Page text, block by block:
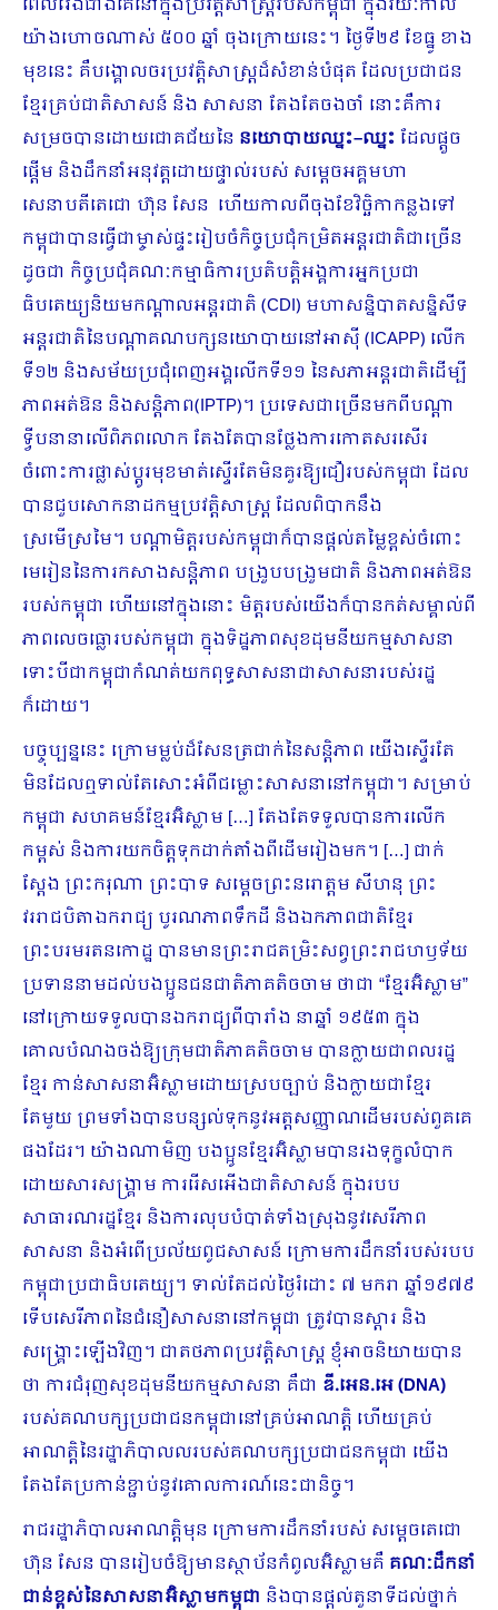
យ៉ាងហោចណាស់ ៥០០ ឆ្នាំ ចុងក្រោយនេះ។ ថ្ងៃទី២៩ ខែធ្នូ ខាង
មុខ​នេះ គឺ​បង្គោលចរប្រវត្តិសាស្ត្រ​ដ៏សំខាន់បំផុត ដែល​ប្រជាជន​
ខ្មែរ​គ្រប់​ជាតិសាសន៍ និង សាសនា តែងតែចងចាំ​ នោះគឺ​ការ
សម្រច​បាន​ដោយ​ជោគជ័យ​នៃ​ នយោបាយឈ្នះ–ឈ្នះ ដែល​ផ្តួច
ផ្តើម​ និងដឹកនាំ​អនុវត្ត​ដោយផ្ទាល់របស់ សម្តេចអគ្គមហា
សេនាបតីតេជោ ហ៊ុន សែន ហើយកាលពីចុងខែវិច្ឆិកាកន្លងទៅ​
កម្ពុជាបាន​ធ្វើ​ជាម្ចាស់ផ្ទះរៀបចំ​កិច្ចប្រជុំ​កម្រិត​អន្តរជាតិជាច្រើន
ដូចជា កិច្ចប្រជុំគណៈកម្មាធិការប្រតិបត្តិ​អង្គការអ្នកប្រជា
ធិបតេយ្យនិយមកណ្ដាលអន្តរជាតិ (CDI) មហាសន្និបាត​សន្និសីទ​
អន្តរជាតិ​នៃ​បណ្តា​គណបក្សនយោបាយ​នៅ​អាស៊ី (ICAPP) លើក​
ទី​១២ និងសម័យប្រជុំពេញអង្គលើកទី១១ នៃសភាអន្តរជាតិដើម្បី
ភាពអត់ឱន និងសន្តិភាព(IPTP)។ ប្រទេសជាច្រើន​មកពីបណ្តា
ទ្វីបនានាលើពិភពលោក តែងតែបាន​ថ្លែងការកោតសរសើរ​
ចំពោះ​ការ​ផ្លាស់ប្តូរមុខមាត់​ស្ទើរតែមិនគួរឱ្យ​ជឿ​របស់កម្ពុជា ដែល
បាន​ជួប​សោកនាដកម្មប្រវត្តិសាស្ត្រ​ ដែល​ពិបាក​នឹង
ស្រមើស្រមៃ។ បណ្តាមិត្តរបស់កម្ពុជាក៏បាន​ផ្តល់តម្លៃខ្ពស់​ចំពោះ​
មេរៀន​នៃ​ការ​កសាងសន្តិភាព បង្រួបបង្រួមជាតិ និងភាពអត់ឱន
របស់កម្ពុជា ហើយ​នៅក្នុងនោះ មិត្ត​របស់យើង​ក៏បាន​កត់​សម្គាល់​ពី
ភាពលេចធ្លោរបស់កម្ពុជា ក្នុងទិដ្ឋភាព​សុខដុមនីយ​កម្ម​សាសនា
ទោះបីជា​កម្ពុជាកំណត់​យក​ពុទ្ធសាសនាជាសាសនារបស់រដ្ឋ
ក៏ដោយ។
បច្ចុប្បន្ននេះ ក្រោម​ម្លប់ដ៏សែនត្រជាក់នៃសន្តិភាព យើង​ស្ទើរតែ
មិនដែលឮទាល់តែ​សោះ​អំពីជម្លោះសាសនា​នៅកម្ពុជា។ សម្រាប់
កម្ពុជា សហគមន៍ខ្មែរអ៊ិស្លាម […] តែងតែទទួលបានការលើក
កម្ពស់ និងការយកចិត្តទុកដាក់តាំងពីដើមរៀង​មក។ […] ជាក់
ស្តែង ព្រះករុណា ព្រះបាទ សម្តេចព្រះនរោត្តម សីហនុ ព្រះ
វររាជបិតាឯករាជ្យ បូរណភាពទឹកដី និងឯកភាពជាតិខ្មែរ
ព្រះបរមរតនកោដ្ឋ ​បានមានព្រះរាជតម្រិះសព្វព្រះរាជហឫទ័យ
ប្រទាននាមដល់បងប្អូនជនជាតិភាគតិចចាម ថាជា “ខ្មែរអ៊ិស្លាម”
នៅក្រោយទទួលបានឯករាជ្យពីបារាំង នាឆ្នាំ ១៩៥៣ ក្នុង
គោលបំណងចង់ឱ្យក្រុមជាតិភាគតិចចាម បានក្លាយជាពលរដ្ឋ
ខ្មែរ កាន់សាសនាអ៊ិស្លាមដោយស្របច្បាប់ និងក្លាយជាខ្មែរ
តែមួយ ព្រមទាំងបានបន្សល់ទុកនូវអត្តសញ្ញាណដើមរបស់ពួគគេ
ផងដែរ។ យ៉ាងណាមិញ បងប្អូនខ្មែរអ៊ិស្លាមបានរងទុក្ខលំបាក
ដោយសារសង្គ្រាម ការរើសអើងជាតិសាសន៍ ក្នុងរបប
សាធារណរដ្ឋខ្មែរ និង​ការ​លុបបំបាត់ទាំងស្រុង​នូវសេរីភាព
សាសនា និងអំពើ​ប្រល័យពូជសាសន៍​ ក្រោម​ការដឹកនាំរបស់​របប
កម្ពុជាប្រជាធិបតេយ្យ។ ទាល់​តែដល់​ថ្ងៃរំដោះ ៧ មករា ឆ្នាំ១៩៧៩
ទើប​សេរីភាពនៃជំនឿសាសនា​នៅកម្ពុជា​ ត្រូវបាន​ស្តារ និង
សង្គ្រោះឡើងវិញ។ ជាតថភាព​ប្រវត្តិសាស្ត្រ ខ្ញុំ​អាច​និយាយបាន​
ថា ការជំរុញ​សុខដុមនីយ​កម្ម​សាសនា គឺជា ឌី.អេន.អេ (DNA)
របស់គណបក្សប្រជាជន​កម្ពុជានៅគ្រប់អាណត្តិ ហើយ​គ្រប់​
អាណត្តិ​នៃរដ្ឋាភិបាលលរបស់​គណបក្សប្រជាជន​កម្ពុជា យើង​
តែងតែប្រកាន់ខ្ជាប់នូវ​​គោលការណ៍នេះជានិច្ច។
រាជរដ្ឋាភិបាលអាណត្តិមុន ក្រោមការដឹកនាំរបស់ សម្តេចតេជោ
ហ៊ុន សែន បានរៀបចំឱ្យមានស្ថាប័នកំពូលអ៊ិស្លាមគឺ គណៈដឹកនាំ
ជាន់ខ្ពស់នៃសាសនាអ៊ិស្លាមកម្ពុជា និងបានផ្តល់តួនាទីដល់ថ្នាក់